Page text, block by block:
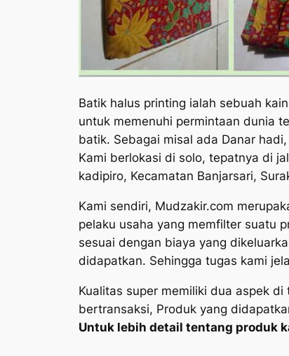
Batik halus printing ialah sebuah
untuk memenuhi permintaan dunia
batik. Sebagai misal ada Danar
Kami berlokasi di solo, tepatnya di
kadipiro, Kecamatan Banjarsari,
Kami sendiri, Mudzakir.com
pelaku usaha yang memfilter suatu
sesuai dengan biaya yang
didapatkan. Sehingga tugas kami
Kualitas super memiliki dua aspek
bertransaksi, Produk yang
Untuk lebih detail tentang produk